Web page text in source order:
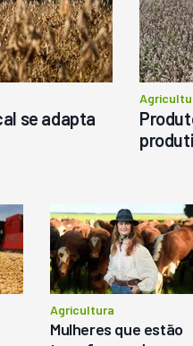
se adapta
Agricultura
Mulheres que estão